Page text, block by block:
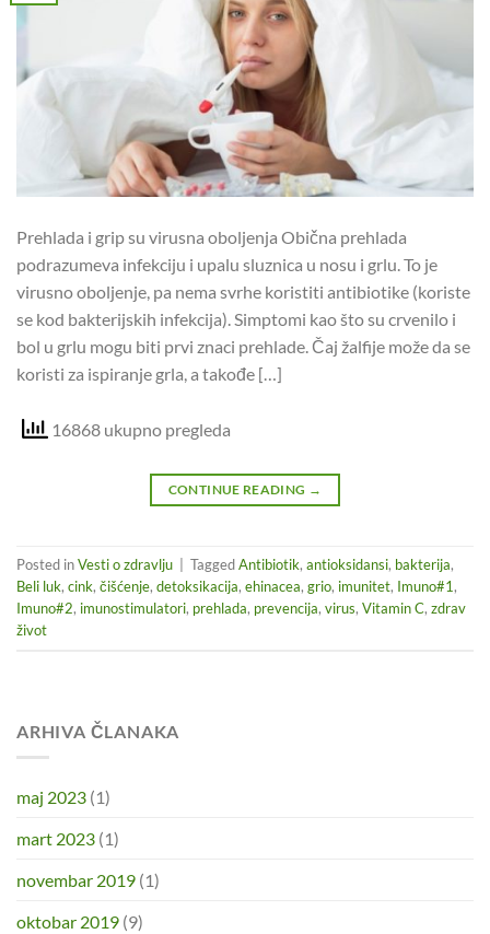
Prehlada i grip su virusna oboljenja Obična prehlada
podrazumeva infekciju i upalu sluznica u nosu i grlu. To je
virusno oboljenje, pa nema svrhe koristiti antibiotike (koriste
se kod bakterijskih infekcija). Simptomi kao što su crvenilo i
bol u grlu mogu biti prvi znaci prehlade. Čaj žalfije može da se
koristi za ispiranje grla, a takođe […]
16868 ukupno pregleda
CONTINUE READING →
Posted inVesti o zdravlju TaggedAntibiotik, antioksidansi, bakterija,
Beli luk, cink, čišćenje, detoksikacija, ehinacea, grio, imunitet, Imuno#1,
Imuno#2, imunostimulatori, prehlada, prevencija, virus, Vitamin C, zdrav
život
ARHIVA ČLANAKA
maj 2023 (1)
mart 2023 (1)
novembar 2019 (1)
oktobar 2019 (9)